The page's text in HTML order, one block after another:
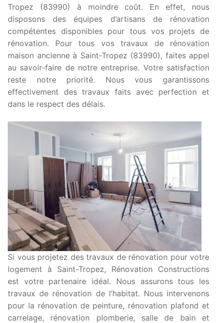
Tropez (83990) à moindre coût. En effet, nous
disposons des équipes d’artisans de rénovation
compétentes disponibles pour tous vos projets de
rénovation. Pour tous vos travaux de rénovation
maison ancienne à Saint-Tropez (83990), faites appel
au savoir-faire de notre entreprise. Votre satisfaction
reste notre priorité. Nous vous garantissons
effectivement des travaux faits avec perfection et
dans le respect des délais.
Si vous projetez des travaux de rénovation pour votre
logement à Saint-Tropez, Rénovation Constructions
est votre partenaire idéal. Nous assurons tous les
travaux de rénovation de l’habitat. Nous intervenons
pour la rénovation de peinture, rénovation plafond et
carrelage, rénovation plomberie, salle de bain et